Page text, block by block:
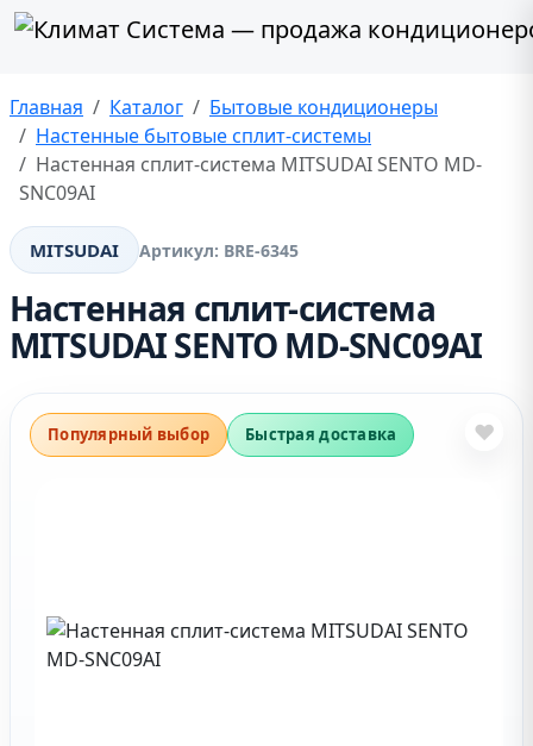
Главная Каталог
Бытовые кондиционеры
Настенные бытовые сплит-системы
Настенная сплит-система MITSUDAI SENTO MD-
SNC09AI
MITSUDAI Артикул: BRE-6345
Настенная сплит-система
MITSUDAI SENTO MD-SNC09AI
Популярный выбор Быстрая доставка ❤